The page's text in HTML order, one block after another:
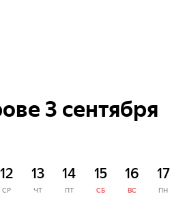
3 сентября
12
СР
13
ЧТ
14
ПТ
15
СБ
16
ВС
17
ПН